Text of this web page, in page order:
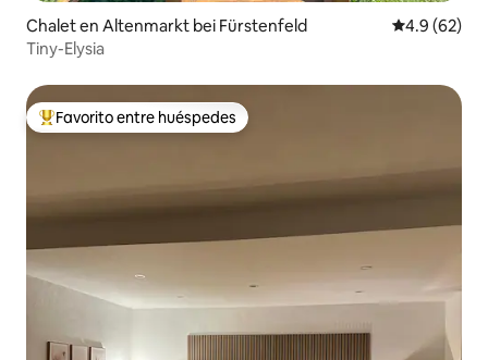
Chalet en Altenmarkt bei Fürstenfeld Calificación
4.9 (62)
Tiny-Elysia
De los mejores en Favorito entre huéspedes
Favorito entre huéspedes